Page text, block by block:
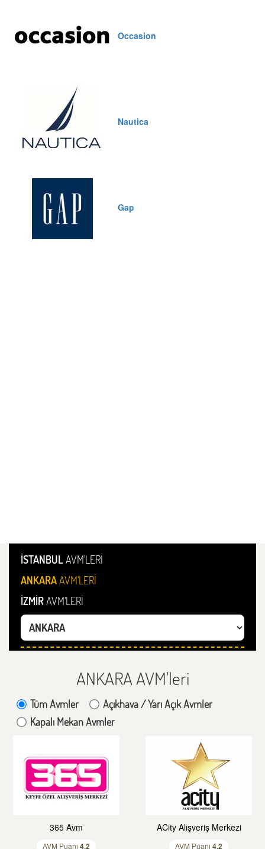
Occasion
Nautica
Gap
İSTANBULAVM'LERİ
ANKARAAVM'LERİ
İZMİRAVM'LERİ
ANKARA AVM'leri
Tüm Avmler
Açıkhava / Yarı Açık Avmler
Kapalı Mekan Avmler
365 Avm
AVM Puanı 4,2
ACity Alışveriş Merkezi
AVM Puanı 4,2